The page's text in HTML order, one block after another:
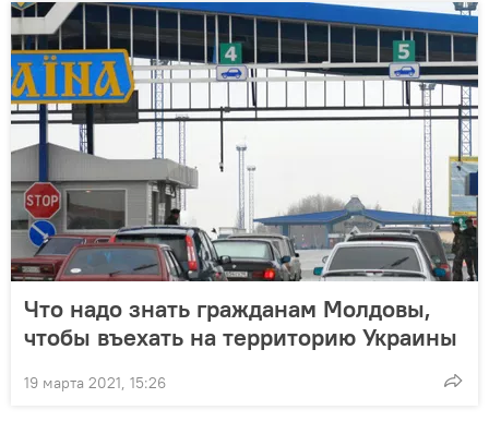
Что надо знать гражданам Молдовы,
чтобы въехать на территорию Украины
19 марта 2021, 15:26